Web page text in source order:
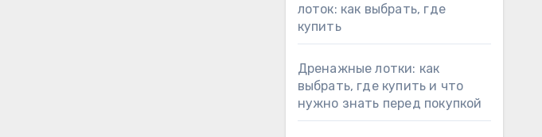
лоток: как выбрать, где
купить
Дренажные лотки: как
выбрать, где купить и что
нужно знать перед покупкой